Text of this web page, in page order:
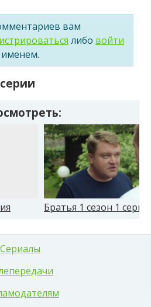
вам
либо войти
Братья 1 сезон 1 серия
Сериалы